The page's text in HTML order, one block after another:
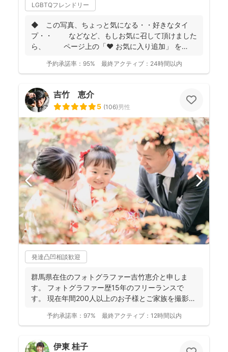
LGBTQフレンドリー
◆ この写真、ちょっと気になる・・好きなタイ
プ・・ などなど、もしお気に召して頂けました
ら、 ページ上の「❤ お気に入り追加」 を
予約承諾率： 95% 最終アクティブ： 24時間以内
吉竹 恵介
5 (106)男性
発達凸凹相談歓迎
群馬県在住のフォトグラファー吉竹恵介と申しま
す。 フォトグラファー歴15年のフリーランスで
す。 現在年間200人以上のお子様とご家族を撮影し
予約承諾率： 97% 最終アクティブ： 12時間以内
伊東 桂子